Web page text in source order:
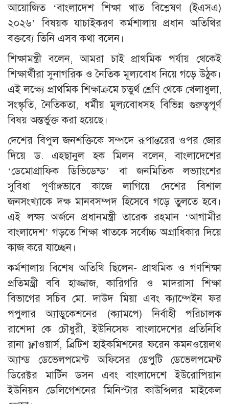
আয়োজিত ‘বাংলাদেশ শিক্ষা খাত বিশ্লেষণ (ইএসএ)
২০২৬’ বিষয়ক যাচাইকরণ কর্মশালায় প্রধান অতিথির
বক্তব্যে তিনি এসব কথা বলেন।
শিক্ষামন্ত্রী বলেন, আমরা চাই প্রাথমিক পর্যায় থেকেই
শিক্ষার্থীরা সুনাগরিক ও নৈতিক মূল্যবোধ নিয়ে গড়ে উঠুক।
এই লক্ষ্যে প্রাথমিক শিক্ষাক্রমে চতুর্থ শ্রেণি থেকে খেলাধুলা,
সংস্কৃতি, নৈতিকতা, ধর্মীয় মূল্যবোধসহ বিভিন্ন গুরুত্বপূর্ণ
বিষয় অন্তর্ভুক্ত করা হয়েছে।
দেশের বিপুল জনশক্তিকে সম্পদে রূপান্তরের ওপর জোর
দিয়ে ড. এহছানুল হক মিলন বলেন, বাংলাদেশের
‘ডেমোগ্রাফিক ডিভিডেন্ড’ বা জনমিতিক লভ্যাংশের
সুবিধা পূর্ণাঙ্গভাবে কাজে লাগিয়ে দেশের বিশাল
জনসংখ্যাকে দক্ষ মানবসম্পদ হিসেবে গড়ে তুলতে হবে।
এই লক্ষ্য অর্জনে প্রধানমন্ত্রী তারেক রহমান ‘আগামীর
বাংলাদেশ’ গড়তে শিক্ষা খাতকে সর্বোচ্চ অগ্রাধিকার দিয়ে
কাজ করে যাচ্ছেন।
কর্মশালায় বিশেষ অতিথি ছিলেন- প্রাথমিক ও গণশিক্ষা
প্রতিমন্ত্রী ববি হাজ্জাজ, কারিগরি ও মাদরাসা শিক্ষা
বিভাগের সচিব মো. দাউদ মিয়া এবং ক্যাম্পেইন ফর
পপুলার অ্যাডুকেশনের (ক্যামপে) নির্বাহী পরিচালক
রাশেদা কে চৌধুরী, ইউনিসেফ বাংলাদেশের প্রতিনিধি
রানা ফ্লাওয়ার্স, ব্রিটিশ হাইকমিশনের ফরেন কমনওয়েলথ
অ্যান্ড ডেভেলপমেন্ট অফিসের ডেপুটি ডেভেলপমেন্ট
ডিরেক্টর মার্টিন ডসন এবং বাংলাদেশে ইউরোপিয়ান
ইউনিয়ন ডেলিগেশনের মিনিস্টার কাউন্সিলর মাইকেল